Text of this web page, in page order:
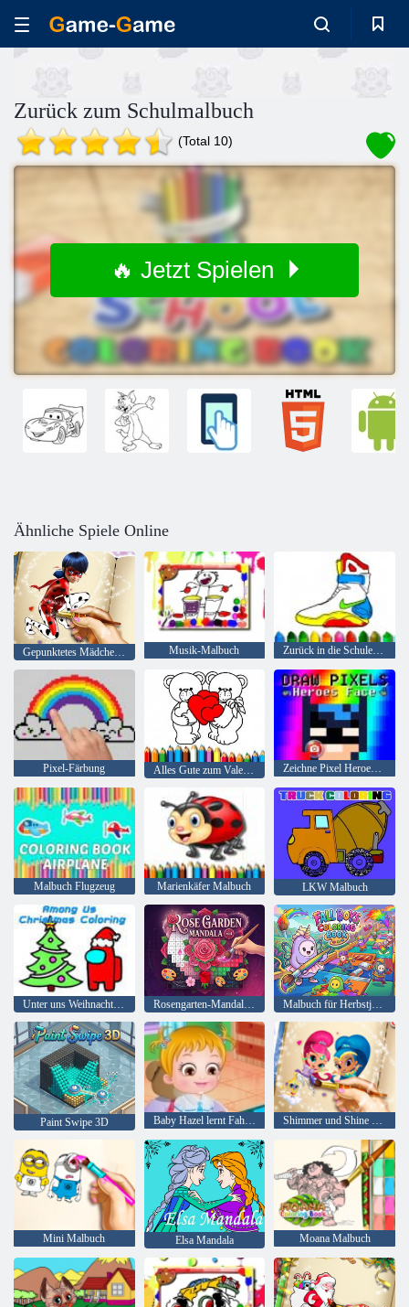
Zurück zum Schulmalbuch
(Total 10)
🔥 Jetzt Spielen
Ähnliche Spiele Online
Gepunktetes Mädchen-Malbuch Musik-Malbuch Zurück in die Schule: Schuhfärbung
Pixel-Färbung Alles Gute zum Valentinstag Färbung Zeichne Pixel Heroes Face
Malbuch Flugzeug Marienkäfer Malbuch LKW Malbuch
Unter uns Weihnachten Färbung Rosengarten-Mandala Nr. 4 Malbuch für Herbstjungen
Paint Swipe 3D Baby Hazel lernt Fahrzeuge Shimmer und Shine Malbuch
Mini Malbuch Elsa Mandala Moana Malbuch